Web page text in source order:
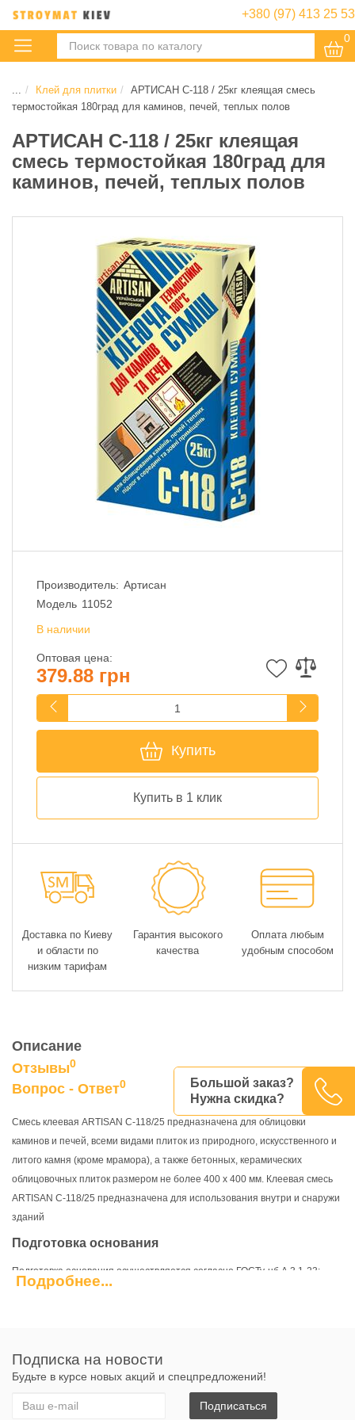
+380 (97) 413 25 53
0
Клей для плитки
АРТИСАН С-118 / 25кг клеящая смесь
термостойкая 180град для каминов, печей, теплых полов
АРТИСАН С-118 / 25кг клеящая
смесь термостойкая 180град для
каминов, печей, теплых полов
Производитель: Артисан
Модель 11052
В наличии
Оптовая цена:
379.88 грн
Купить
Купить в 1 клик
Большой заказ?
Нужна скидка?
Доставка по Киеву
и области по
низким тарифам
Гарантия высокого
качества
Оплата любым
удобным способом
Описание
Отзывы0
Вопрос - Ответ0
Смесь клеевая ARTISAN С-118/25 предназначена для облицовки
каминов и печей, всеми видами плиток из природного, искусственного и
литого камня (кроме мрамора), а также бетонных, керамических
облицовочных плиток размером не более 400 x 400 мм. Клеевая смесь
ARTISAN С-118/25 предназначена для использования внутри и снаружи
зданий
Подготовка основания
Подготовка основания осуществляется согласно ГОСТу-нб А.3.1-23:
2013 и ДБН В.2.6-22-2001. основание должно быть прочным,
С-118/25. Сильнопоглощающих основы, перед выполнением работ
необходимо обработать одной из глубокопроникающую эмульсий
ARTISAN и выдержать 4:00. Слабкопоглинаючи основания перед
Подробнее...
Подписка на новости
Будьте в курсе новых акций и спецпредложений!
Подписаться